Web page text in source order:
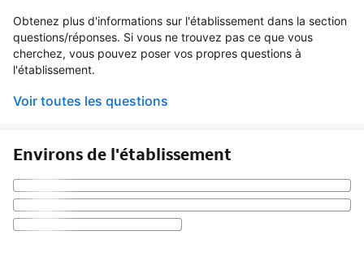
Obtenez plus d'informations sur l'établissement dans la section
questions/réponses. Si vous ne trouvez pas ce que vous
cherchez, vous pouvez poser vos propres questions à
l'établissement.
Voir toutes les questions
Environs de l'établissement